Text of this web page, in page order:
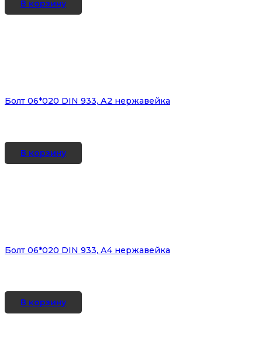
В корзину
Болт 06*020 DIN 933, А2 нержавейка
В корзину
Болт 06*020 DIN 933, А4 нержавейка
В корзину